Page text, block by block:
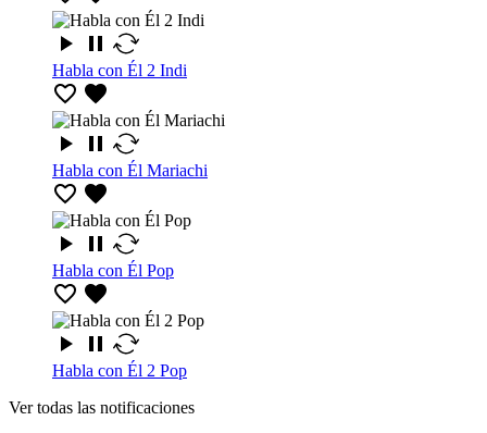
Habla con Él 2 Indi
Habla con Él Mariachi
Habla con Él Pop
Habla con Él 2 Pop
Ver todas las notificaciones